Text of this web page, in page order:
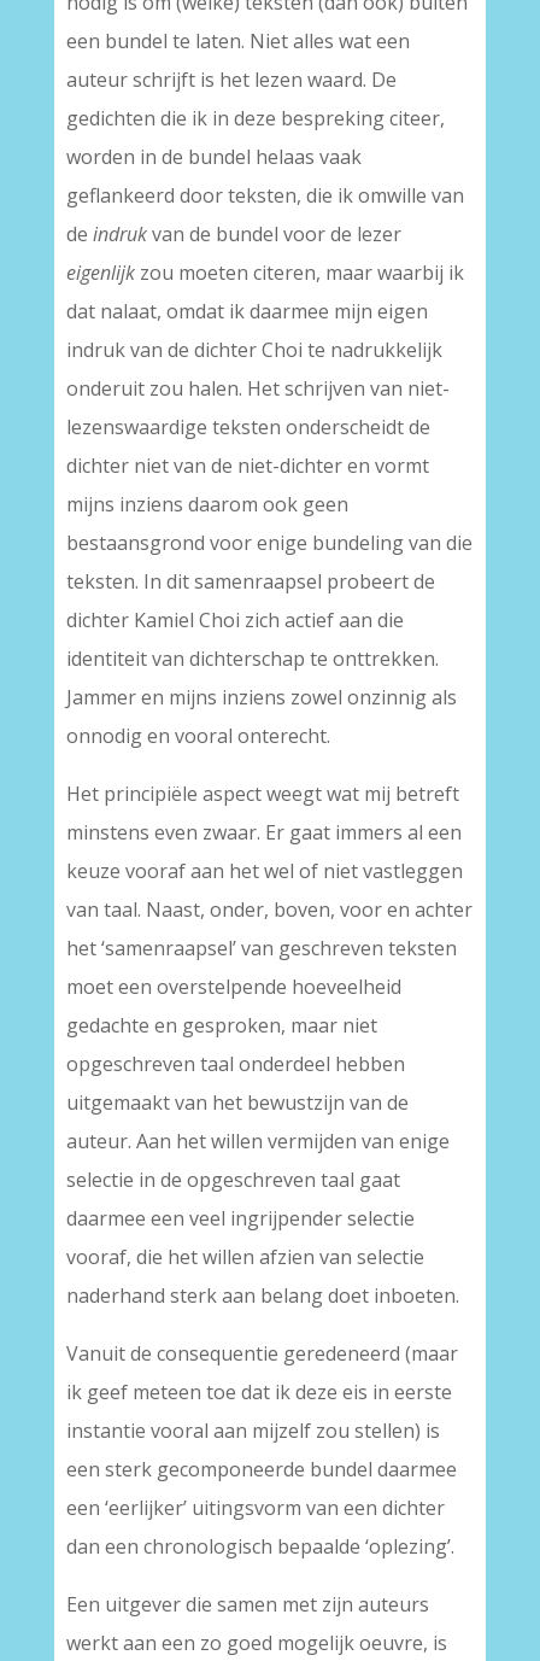
een bundel te laten. Niet alles wat een
auteur schrijft is het lezen waard. De
gedichten die ik in deze bespreking citeer,
worden in de bundel helaas vaak
geflankeerd door teksten, die ik omwille van
de indrukvan de bundel voor de lezer
eigenlijkzou moeten citeren, maar waarbij ik
dat nalaat, omdat ik daarmee mijn eigen
indruk van de dichter Choi te nadrukkelijk
onderuit zou halen. Het schrijven van niet-
lezenswaardige teksten onderscheidt de
dichter niet van de niet-dichter en vormt
mijns inziens daarom ook geen
bestaansgrond voor enige bundeling van die
teksten. In dit samenraapsel probeert de
dichter Kamiel Choi zich actief aan die
identiteit van dichterschap te onttrekken.
Jammer en mijns inziens zowel onzinnig als
onnodig en vooral onterecht.
Het principiële aspect weegt wat mij betreft
minstens even zwaar. Er gaat immers al een
keuze vooraf aan het wel of niet vastleggen
van taal. Naast, onder, boven, voor en achter
het ‘samenraapsel’ van geschreven teksten
moet een overstelpende hoeveelheid
gedachte en gesproken, maar niet
opgeschreven taal onderdeel hebben
uitgemaakt van het bewustzijn van de
auteur. Aan het willen vermijden van enige
selectie in de opgeschreven taal gaat
daarmee een veel ingrijpender selectie
vooraf, die het willen afzien van selectie
naderhand sterk aan belang doet inboeten.
Vanuit de consequentie geredeneerd (maar
ik geef meteen toe dat ik deze eis in eerste
instantie vooral aan mijzelf zou stellen) is
een sterk gecomponeerde bundel daarmee
een ‘eerlijker’ uitingsvorm van een dichter
dan een chronologisch bepaalde ‘oplezing’.
Een uitgever die samen met zijn auteurs
werkt aan een zo goed mogelijk oeuvre, is